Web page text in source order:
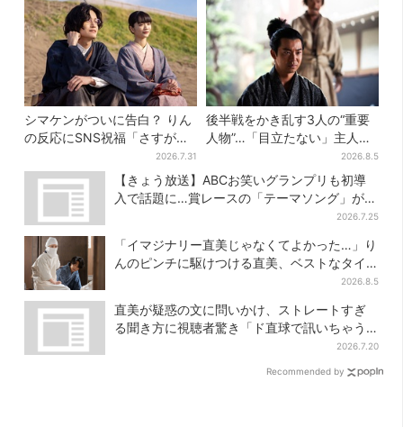
シマケンがついに告白？ りん
の反応にSNS祝福「さすがに
2026.7.31
後半戦をかき乱す3人の“重要
人物”…「目立たない」主人
公・仲野太賀も、モブキャラ
→覚醒へ【豊臣兄弟】
2026.8.5
【きょう放送】ABCお笑いグランプリも初導
入で話題に…賞レースの「テーマソング」が果
2026.7.25
「イマジナリー直美じゃなくてよかった…」り
んのピンチに駆けつける直美、ベストなタイ
2026.8.5
直美が疑惑の文に問いかけ、ストレートすぎ
る聞き方に視聴者驚き「ド直球で訊いちゃう
2026.7.20
Recommended by